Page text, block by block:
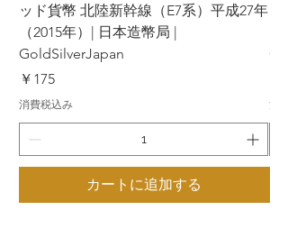
ッド貨幣 北陸新幹線（E7系）平成27年
（2015年）| 日本造幣局 |
GoldSilverJapan
価格
￥175
消費税込み
カートに追加する
消